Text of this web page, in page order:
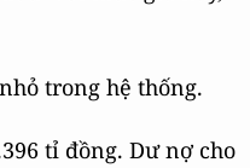
trong hệ thống.
tỉ đồng. Dư nợ cho